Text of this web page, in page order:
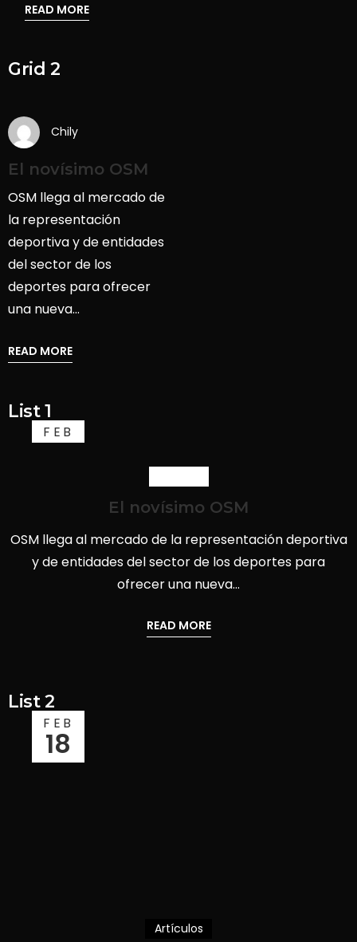
READ MORE
Grid 2
Chily
El novísimo OSM
OSM llega al mercado de
la representación
deportiva y de entidades
del sector de los
deportes para ofrecer
una nueva…
READ MORE
List 1
FEB
18
El novísimo OSM
OSM llega al mercado de la representación deportiva
y de entidades del sector de los deportes para
ofrecer una nueva…
READ MORE
List 2
FEB
18
Artículos